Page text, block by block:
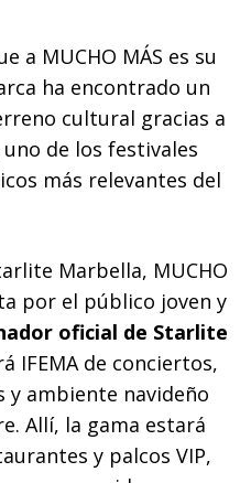
a MUCHO MÁS es su
ha encontrado un
cultural gracias a
uno de los festivales
más relevantes del
Marbella, MUCHO
por el público joven y
oficial de Starlite
IFEMA de conciertos,
ambiente navideño
Allí, la gama estará
y palcos VIP,